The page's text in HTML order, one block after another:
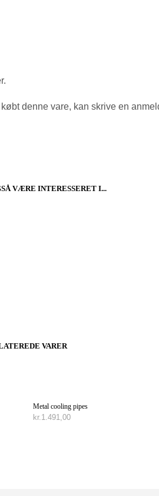
denne vare, kan skrive en
VÆRE INTERESSERET I...
VARER
Metal cooling pipes
kr.1.491,00